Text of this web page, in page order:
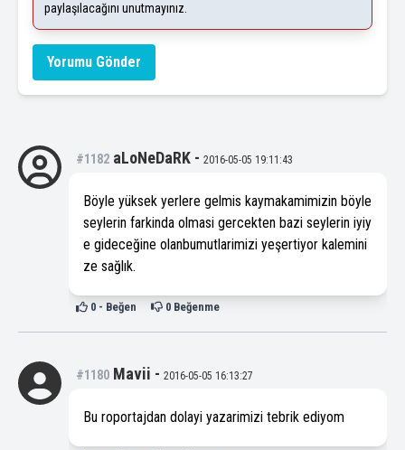
paylaşılacağını unutmayınız.
Yorumu Gönder
#1182 aLoNeDaRK - 2016-05-05 19:11:43
Böyle yüksek yerlere gelmis kaymakamimizin böyle
seylerin farkinda olmasi gercekten bazi seylerin iyiy
e gideceğine olanbumutlarimizi yeşertiyor kalemini
ze sağlık.
0- Beğen 0Beğenme
#1180 Mavii - 2016-05-05 16:13:27
Bu roportajdan dolayi yazarimizi tebrik ediyom